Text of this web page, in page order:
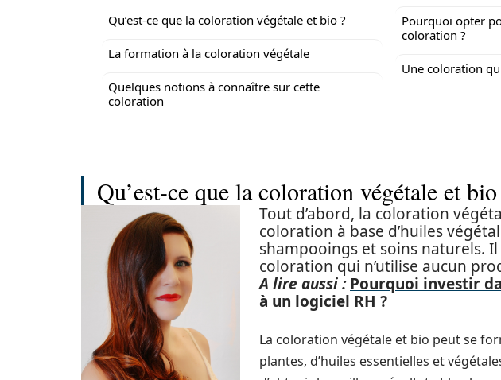
Qu’est-ce que la coloration végétale et bio ?
La formation à la coloration végétale
Quelques notions à connaître sur cette
coloration
Pourquoi opter
coloration ?
Une coloration
Qu’est-ce que la coloration végétale et
Tout d’abord, la coloration
coloration à base d’huiles
shampooings et soins naturels.
coloration qui n’utilise aucun
A lire aussi : Pourquoi investir
à un logiciel RH ?
La coloration végétale et bio peut se
plantes, d’huiles essentielles et